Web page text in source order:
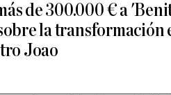
de 300.000 € a
la transformación
Joao